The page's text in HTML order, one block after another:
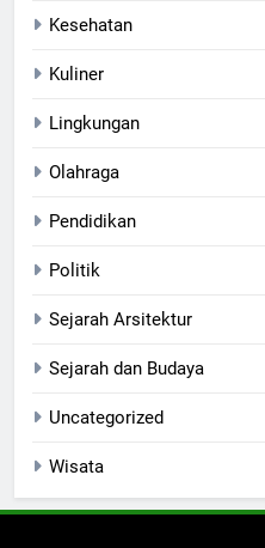
Kesehatan
Kuliner
Lingkungan
Olahraga
Pendidikan
Politik
Sejarah Arsitektur
Sejarah dan Budaya
Uncategorized
Wisata